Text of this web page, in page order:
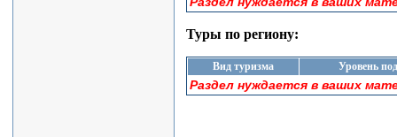
Туры по региону:
Вид туризма Уровень
Раздел нуждается в ваших